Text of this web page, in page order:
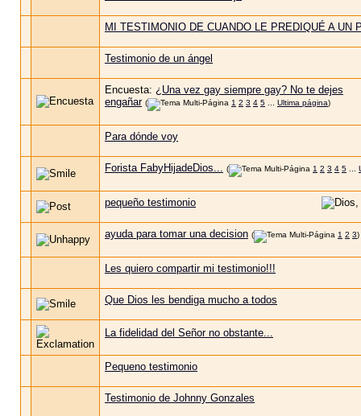
MI TESTIMONIO DE CUANDO LE PREDIQUÉ A UN
Testimonio de un ángel
Encuesta: ¿Una vez gay siempre gay? No te dejes
engañar ( 1 2 3 4 5 Ultima página)
Para dónde voy
Forista FabyHijadeDios... ( 1 2 3 4 5
pequeño testimonio
ayuda para tomar una decision ( 1 2 3)
Les quiero compartir mi testimonio!!!
Que Dios les bendiga mucho a todos
La fidelidad del Señor no obstante...
Pequeno testimonio
Testimonio de Johnny Gonzales